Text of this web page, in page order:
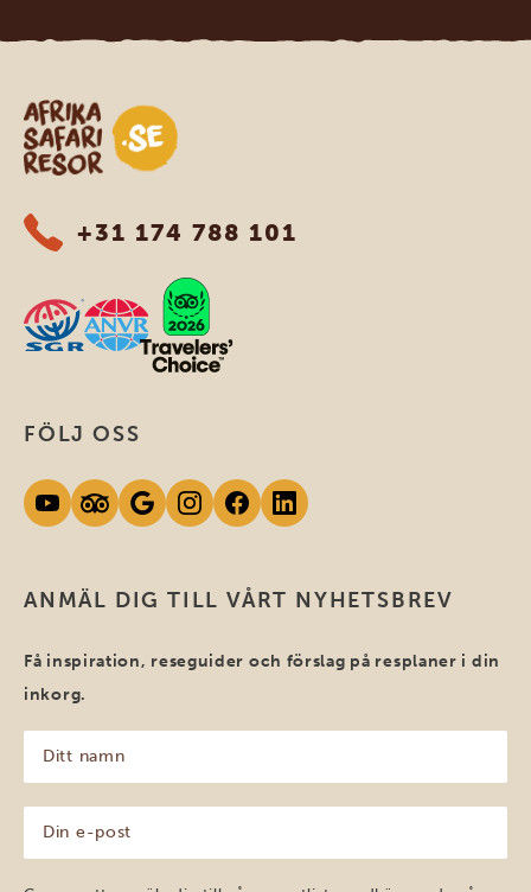
Safari-resor i Afrika
+31 174 788 101
ANMÄL DIG TILL VÅRT NYHETSBREV
Få inspiration, reseguider och förslag på resplaner i din
inkorg.
namn
(Obligatoriskt)
post
(Obligatoriskt)
FÖLJ OSS